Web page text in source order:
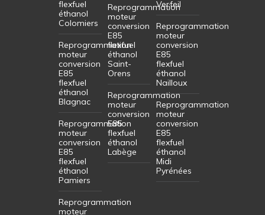
moteur
conversion
E85
flexfuel
éthanol
Colomiers
Reprogrammation
moteur
conversion
E85
flexfuel
éthanol
Blagnac
Reprogrammation
moteur
conversion
E85
flexfuel
éthanol
Pamiers
éthanol
Foix
Reprogrammation
moteur
conversion
E85
flexfuel
éthanol
Saint-
Orens
Reprogrammation
moteur
conversion
E85
flexfuel
E85
flexfuel
éthanol
Verfeil
Reprogrammation
moteur
conversion
E85
flexfuel
éthanol
Nailloux
Reprogrammation
moteur
conversion
E85
flexfuel
éthanol